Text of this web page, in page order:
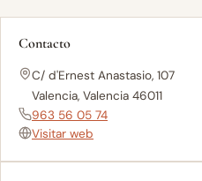
Contacto
C/ d'Ernest Anastasio, 107
Valencia, Valencia 46011
963 56 05 74
Visitar web